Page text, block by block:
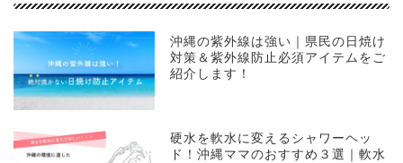
沖縄の紫外線は強い｜県民の日焼け
対策＆紫外線防止必須アイテムをご
紹介します！
硬水を軟水に変えるシャワーヘッ
ド！沖縄ママのおすすめ３選｜軟水